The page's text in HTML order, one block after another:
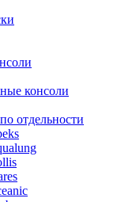
консоли
отдельности